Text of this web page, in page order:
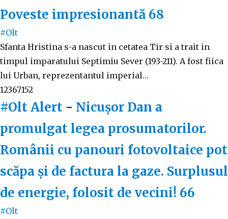
Poveste impresionantă 68
#Olt
Sfanta Hristina s-a nascut in cetatea Tir si a trait in
timpul imparatului Septimiu Sever (193-211). A fost fiica
lui Urban, reprezentantul imperial…
12367152
#Olt Alert - Nicuşor Dan a
promulgat legea prosumatorilor.
Românii cu panouri fotovoltaice pot
scăpa şi de factura la gaze. Surplusul
de energie, folosit de vecini! 66
#Olt